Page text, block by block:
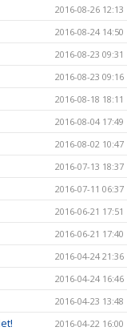
2016-08-26 12:13
2016-08-24 14:50
2016-08-23 09:31
2016-08-23 09:16
2016-08-18 18:11
2016-08-04 17:49
2016-08-02 10:47
2016-07-13 18:37
2016-07-11 06:37
2016-06-21 17:51
2016-06-21 17:40
2016-04-24 21:36
2016-04-24 16:46
2016-04-23 13:48
2016-04-22 16:00